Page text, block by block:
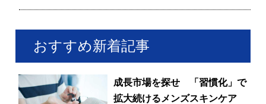
おすすめ新着記事
成長市場を探せ 「習慣化」で
拡大続けるメンズスキンケア